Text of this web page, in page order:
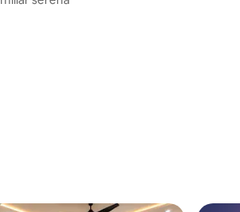
5 de 5; 29 evaluaciones